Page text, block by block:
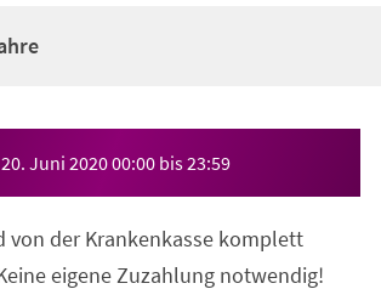
20. Juni 202000:00 bis23:59
von der Krankenkasse komplett
eigene Zuzahlung notwendig!